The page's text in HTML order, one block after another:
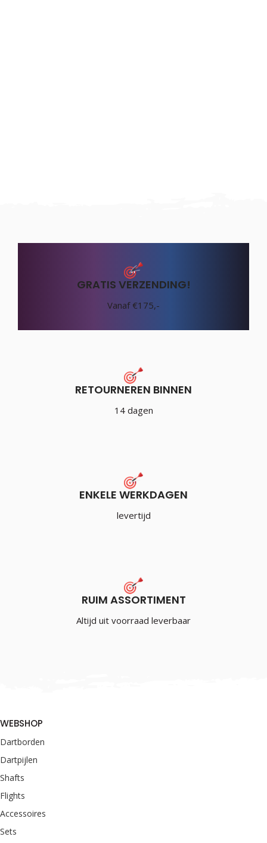
GRATIS VERZENDING!
Vanaf €175,-
RETOURNEREN BINNEN
14 dagen
ENKELE WERKDAGEN
levertijd
RUIM ASSORTIMENT
Altijd uit voorraad leverbaar
WEBSHOP
Dartborden
Dartpijlen
Shafts
Flights
Accessoires
Sets